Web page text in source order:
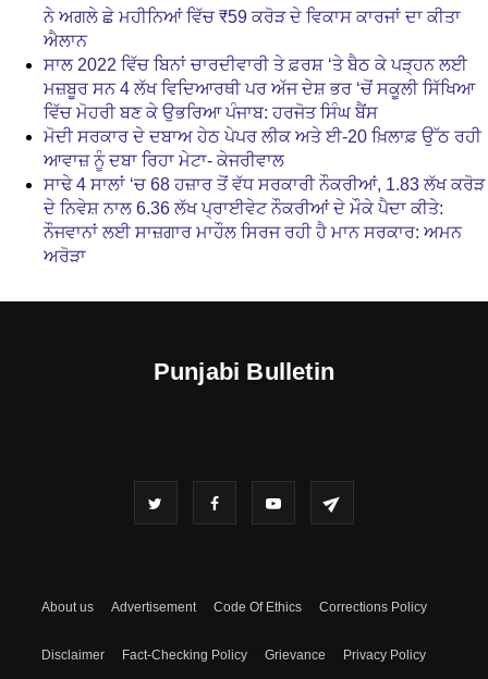
ਨੇ ਅਗਲੇ ਛੇ ਮਹੀਨਿਆਂ ਵਿੱਚ ₹59 ਕਰੋੜ ਦੇ ਵਿਕਾਸ ਕਾਰਜਾਂ ਦਾ ਕੀਤਾ
ਐਲਾਨ
ਸਾਲ 2022 ਵਿੱਚ ਬਿਨਾਂ ਚਾਰਦੀਵਾਰੀ ਤੇ ਫ਼ਰਸ਼ ‘ਤੇ ਬੈਠ ਕੇ ਪੜ੍ਹਨ ਲਈ
ਮਜ਼ਬੂਰ ਸਨ 4 ਲੱਖ ਵਿਦਿਆਰਥੀ ਪਰ ਅੱਜ ਦੇਸ਼ ਭਰ ‘ਚੋਂ ਸਕੂਲੀ ਸਿੱਖਿਆ
ਵਿੱਚ ਮੋਹਰੀ ਬਣ ਕੇ ਉਭਰਿਆ ਪੰਜਾਬ: ਹਰਜੋਤ ਸਿੰਘ ਬੈਂਸ
ਮੋਦੀ ਸਰਕਾਰ ਦੇ ਦਬਾਅ ਹੇਠ ਪੇਪਰ ਲੀਕ ਅਤੇ ਈ-20 ਖ਼ਿਲਾਫ਼ ਉੱਠ ਰਹੀ
ਆਵਾਜ਼ ਨੂੰ ਦਬਾ ਰਿਹਾ ਮੇਟਾ- ਕੇਜਰੀਵਾਲ
ਸਾਢੇ 4 ਸਾਲਾਂ ‘ਚ 68 ਹਜ਼ਾਰ ਤੋਂ ਵੱਧ ਸਰਕਾਰੀ ਨੌਕਰੀਆਂ, 1.83 ਲੱਖ ਕਰੋੜ
ਦੇ ਨਿਵੇਸ਼ ਨਾਲ 6.36 ਲੱਖ ਪ੍ਰਾਈਵੇਟ ਨੌਕਰੀਆਂ ਦੇ ਮੌਕੇ ਪੈਦਾ ਕੀਤੇ:
ਨੌਜਵਾਨਾਂ ਲਈ ਸਾਜ਼ਗਾਰ ਮਾਹੌਲ ਸਿਰਜ ਰਹੀ ਹੈ ਮਾਨ ਸਰਕਾਰ: ਅਮਨ
ਅਰੋੜਾ
Punjabi Bulletin
About us Advertisement Code Of Ethics Corrections Policy
Disclaimer Fact-Checking Policy Grievance Privacy Policy